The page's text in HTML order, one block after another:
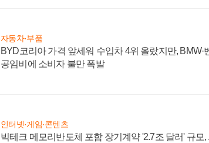
자동차·부품
BYD코리아 가격 앞세워 수입차 4위 올랐지만, BMW·
공임비에 소비자 불만 폭발
인터넷·게임·콘텐츠
빅테크 메모리반도체 포함 장기계약 '2.7조 달러' 규모,